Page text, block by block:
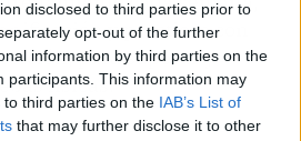
disclosed to third parties prior to
opt-out of the further
information by third parties on the
participants. This information may
third parties on the IAB’s List of
that may further disclose it to other
y prácticas con
para superar y
físicas.